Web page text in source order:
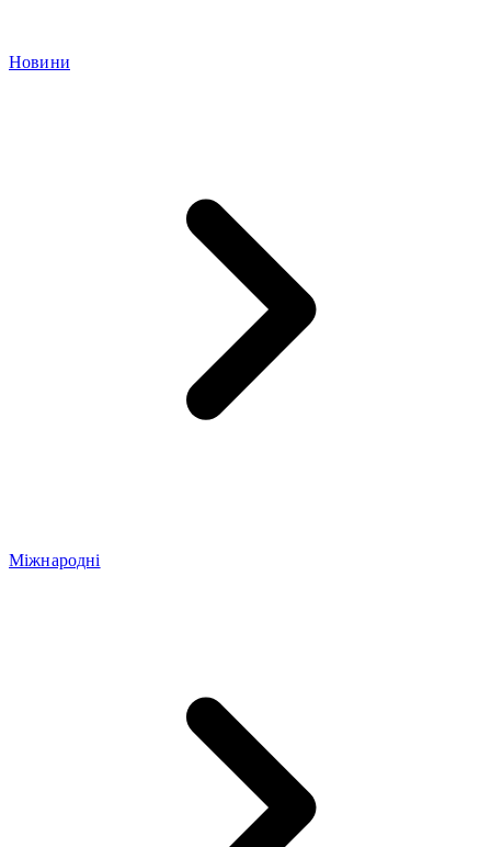
Новини
Міжнародні